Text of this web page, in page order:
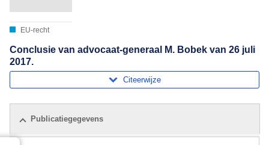
EU-recht
Conclusie van advocaat-generaal M. Bobek van 26 juli
2017.
Citeerwijze
Publicatiegegevens